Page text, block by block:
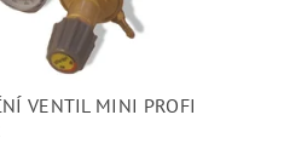
VENTIL MINI PROFI